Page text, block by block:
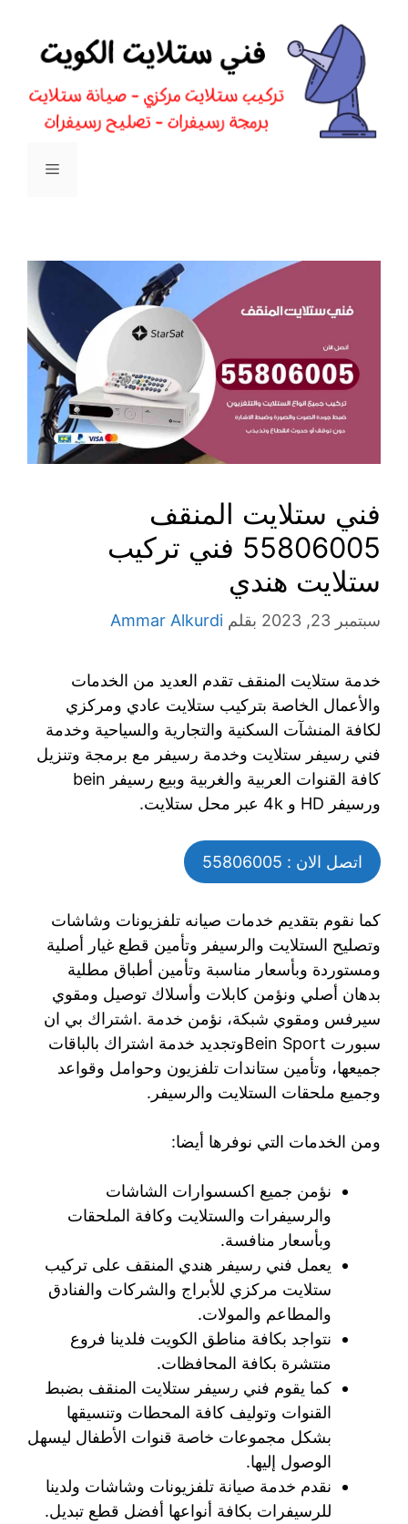
المحتوى
القائمة
فني ستلايت المنقف
55806005 فني تركيب
ستلايت هندي
سبتمبر 23, 2023 بقلم Ammar Alkurdi
خدمة ستلايت المنقف تقدم العديد من الخدمات
والأعمال الخاصة بتركيب ستلايت عادي ومركزي
لكافة المنشآت السكنية والتجارية والسياحية وخدمة
فني رسيفر ستلايت وخدمة رسيفر مع برمجة وتنزيل
كافة القنوات العربية والغربية وبيع رسيفر bein
ورسيفر HD و 4k عبر محل ستلايت.
اتصل الان : 55806005
كما نقوم بتقديم خدمات صيانه تلفزيونات وشاشات
وتصليح الستلايت والرسيفر وتأمين قطع غيار أصلية
ومستوردة وبأسعار مناسبة وتأمين أطباق مطلية
بدهان أصلي ونؤمن كابلات وأسلاك توصيل ومقوي
سيرفس ومقوي شبكة، نؤمن خدمة .اشتراك بي ان
سبورت Bein Sportوتجديد خدمة اشتراك بالباقات
جميعها، وتأمين ستاندات تلفزيون وحوامل وقواعد
وجميع ملحقات الستلايت والرسيفر.
ومن الخدمات التي نوفرها أيضا:
نؤمن جميع اكسسوارات الشاشات
والرسيفرات والستلايت وكافة الملحقات
وبأسعار منافسة.
يعمل فني رسيفر هندي المنقف على تركيب
ستلايت مركزي للأبراج والشركات والفنادق
والمطاعم والمولات.
نتواجد بكافة مناطق الكويت فلدينا فروع
منتشرة بكافة المحافظات.
كما يقوم فني رسيفر ستلايت المنقف بضبط
القنوات وتوليف كافة المحطات وتنسيقها
بشكل مجموعات خاصة قنوات الأطفال ليسهل
الوصول إليها.
نقدم خدمة صيانة تلفزيونات وشاشات ولدينا
للرسيفرات بكافة أنواعها أفضل قطع تبديل.